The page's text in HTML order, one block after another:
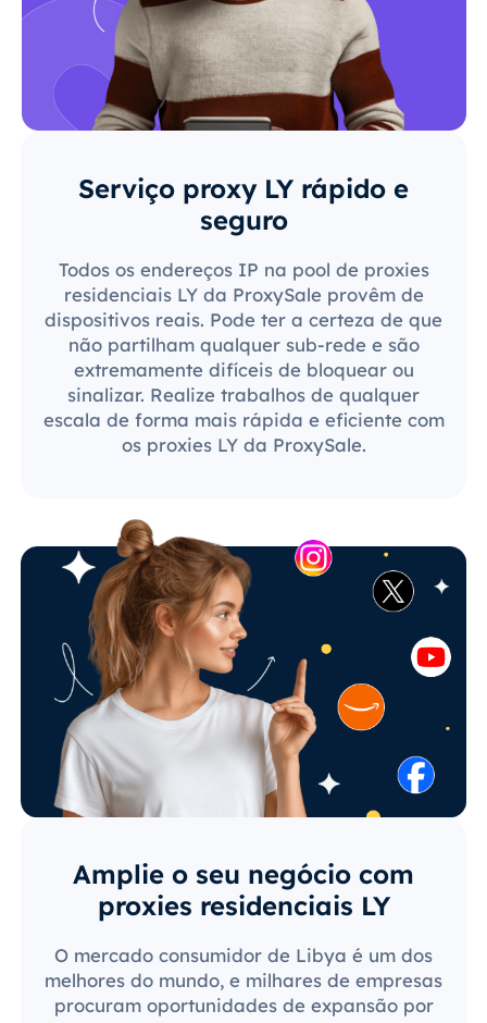
Serviço proxy LY rápido e
seguro
Todos os endereços IP na pool de proxies
residenciais LY da ProxySale provêm de
dispositivos reais. Pode ter a certeza de que
não partilham qualquer sub-rede e são
extremamente difíceis de bloquear ou
sinalizar. Realize trabalhos de qualquer
escala de forma mais rápida e eficiente com
os proxies LY da ProxySale.
Amplie o seu negócio com
proxies residenciais LY
O mercado consumidor de Libya é um dos
melhores do mundo, e milhares de empresas
procuram oportunidades de expansão por